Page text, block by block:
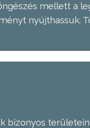
mellett a
nyújthassuk.
bizonyos